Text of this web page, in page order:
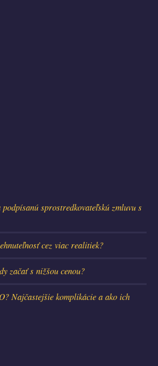
sprostredkovateľskú zmluvu s
cez viac realitiek?
začať s nižšou cenou?
Najčastejšie komplikácie a ako ich